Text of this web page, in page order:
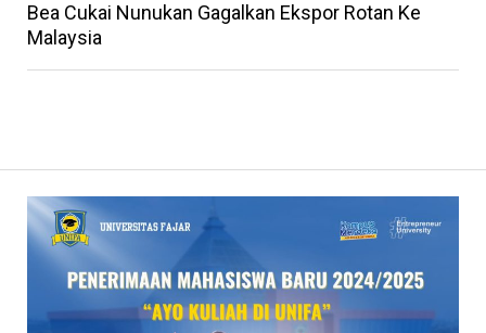
Bea Cukai Nunukan Gagalkan Ekspor Rotan Ke
Malaysia